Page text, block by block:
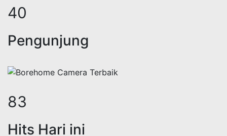
49
Pengunjung
103
Hits Hari ini